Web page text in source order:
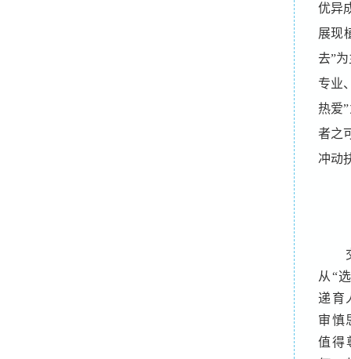
优异
展现
去”
专业
热爱
者之
冲动
从“
递育
审慎
值得